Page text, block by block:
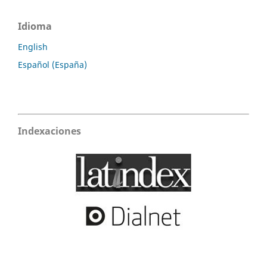
Idioma
English
Español (España)
Indexaciones